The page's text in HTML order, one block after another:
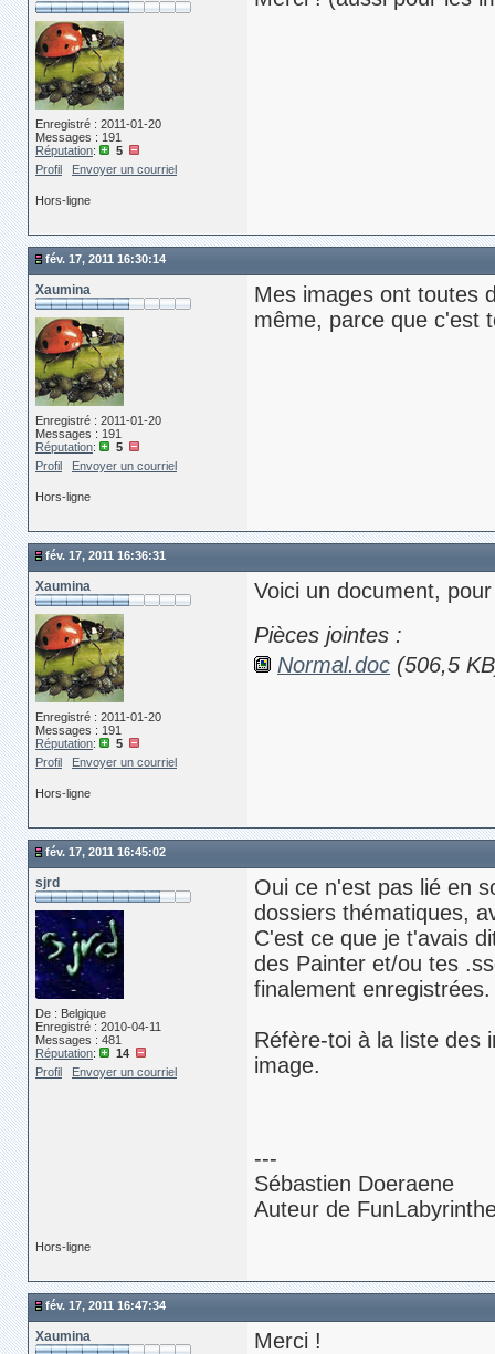
Enregistré : 2011-01-20
Messages : 191
Réputation:
5
Profil
Envoyer un courriel
Hors-ligne
fév. 17, 2011 16:30:14
Xaumina
Enregistré : 2011-01-20
Messages : 191
Réputation:
5
Profil
Envoyer un courriel
Mes images ont toutes
même, parce que c'est
Hors-ligne
fév. 17, 2011 16:36:31
Xaumina
Enregistré : 2011-01-20
Messages : 191
Réputation:
5
Profil
Envoyer un courriel
Voici un document,
Pièces jointes :
Normal.doc (506,5
Hors-ligne
fév. 17, 2011 16:45:02
sjrd
De : Belgique
Enregistré : 2010-04-11
Messages : 481
Réputation:
14
Profil
Envoyer un courriel
Oui ce n'est pas lié en
dossiers thématiques,
C'est ce que je t'avais
des Painter et/ou tes
finalement enregistrées.
Réfère-toi à la liste des
image.
---
Sébastien Doeraene
Auteur de
Hors-ligne
fév. 17, 2011 16:47:34
Xaumina Merci !